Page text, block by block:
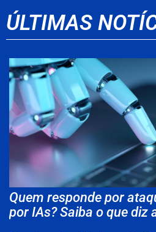
ÚLTIMAS
Quem responde por
por IAs? Saiba o que diz